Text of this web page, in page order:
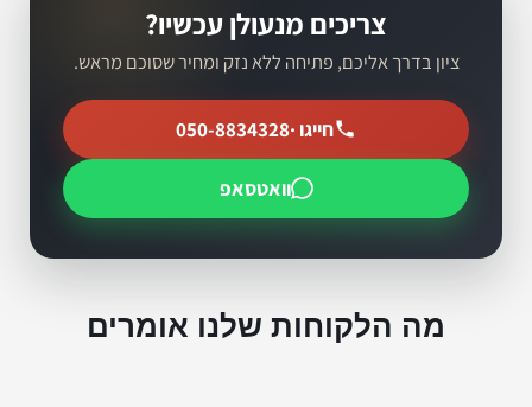
צריכים מנעולן עכשיו?
ציון בדרך אליכם, פתיחה ללא נזק ומחיר שסוכם מראש.
חייגו ·050-8834328
וואטסאפ
מה הלקוחות שלנו אומרים